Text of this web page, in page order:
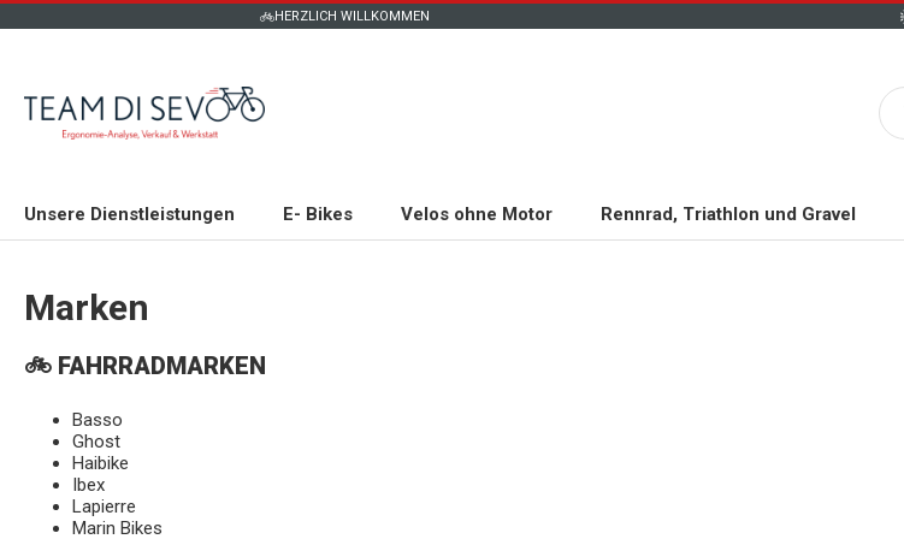
HERZLICH WILLKOMMEN
Unsere Dienstleistungen E- Bikes Velos ohne Motor Rennrad, Triathlon und Gravel
Marken
🚲 FAHRRADMARKEN
Basso
Ghost
Haibike
Ibex
Lapierre
Marin Bikes